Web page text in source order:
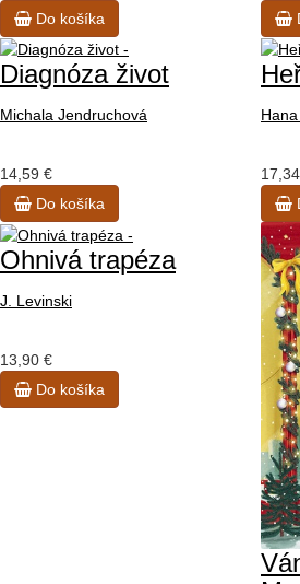
Do košíka
Diagnóza život
Michala Jendruchová
14,59 €
Do košíka
Ohnivá trapéza
J. Levinski
13,90 €
Do košíka